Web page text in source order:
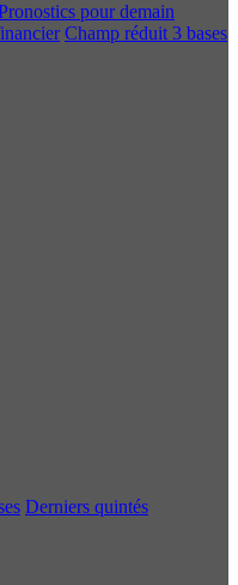
pour demain
Champ réduit 3 bases
Derniers quintés